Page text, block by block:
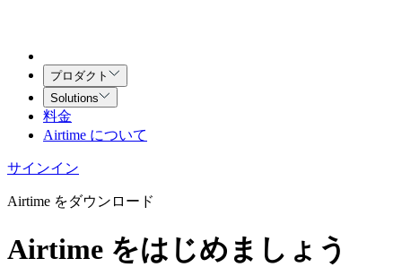
プロダクト
Solutions
料金
Airtime について
サインイン
Airtime をダウンロード
Airtime をはじめましょう